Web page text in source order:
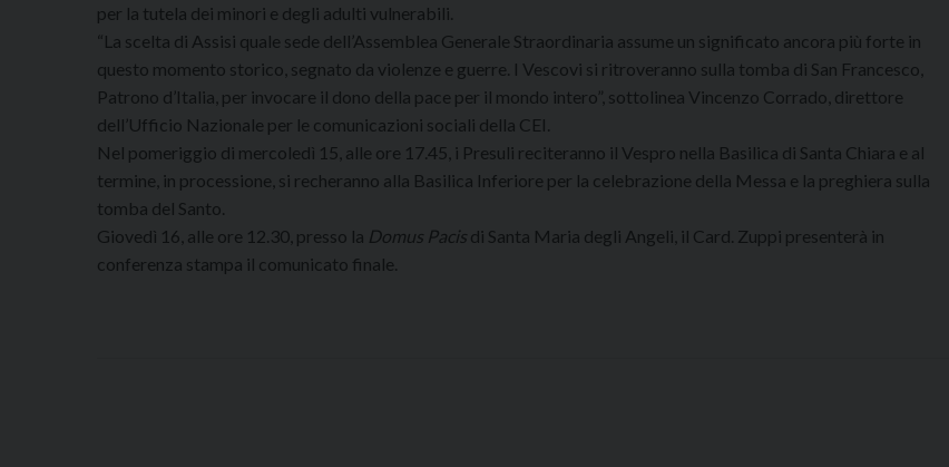
per la tutela dei minori e degli adulti vulnerabili.
“La scelta di Assisi quale sede dell’Assemblea Generale Straordinaria assume un significato ancora più forte in
questo momento storico, segnato da violenze e guerre. I Vescovi si ritroveranno sulla tomba di San Francesco,
Patrono d’Italia, per invocare il dono della pace per il mondo intero”, sottolinea Vincenzo Corrado, direttore
dell’Ufficio Nazionale per le comunicazioni sociali della CEI.
Nel pomeriggio di mercoledì 15, alle ore 17.45, i Presuli reciteranno il Vespro nella Basilica di Santa Chiara e al
termine, in processione, si recheranno alla Basilica Inferiore per la celebrazione della Messa e la preghiera sulla
tomba del Santo.
Giovedì 16, alle ore 12.30, presso la Domus Pacis di Santa Maria degli Angeli, il Card. Zuppi presenterà in
conferenza stampa il comunicato finale.